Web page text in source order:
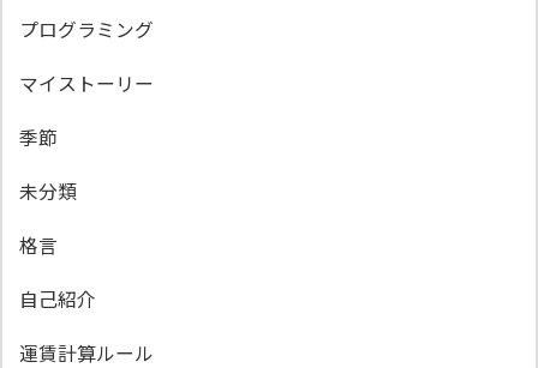
プログラミング
マイストーリー
季節
未分類
格言
自己紹介
運賃計算ルール